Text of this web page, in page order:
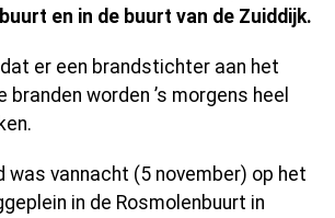
en in de buurt van de Zuiddijk.
er een brandstichter aan het
branden worden ’s morgens heel
was vannacht (5 november) op het
in de Rosmolenbuurt in